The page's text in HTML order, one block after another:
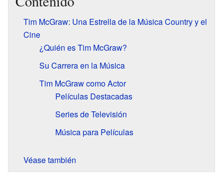
Tim McGraw: Una Estrella de la Música Country y el
Cine
¿Quién es Tim McGraw?
Su Carrera en la Música
Tim McGraw como Actor
Películas Destacadas
Series de Televisión
Música para Películas
Véase también